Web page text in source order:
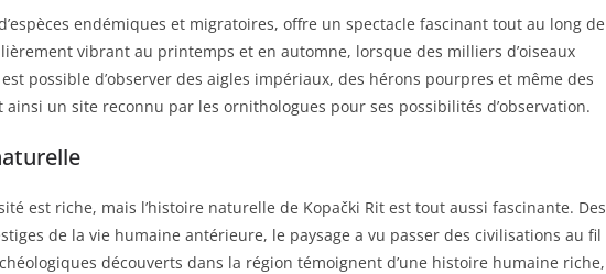
endémiques et migratoires, offre un spectacle fascinant tout au long de
vibrant au printemps et en automne, lorsque des milliers d’oiseaux
possible d’observer des aigles impériaux, des hérons pourpres et même des
ainsi un site reconnu par les ornithologues pour ses possibilités d’observation.
est riche, mais l’histoire naturelle de Kopački Rit est tout aussi fascinante. Des
de la vie humaine antérieure, le paysage a vu passer des civilisations au fil
découverts dans la région témoignent d’une histoire humaine riche,